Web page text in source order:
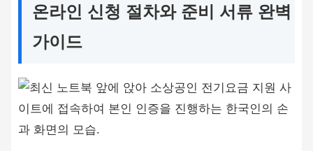
온라인 신청 절차와 준비 서류 완벽
가이드